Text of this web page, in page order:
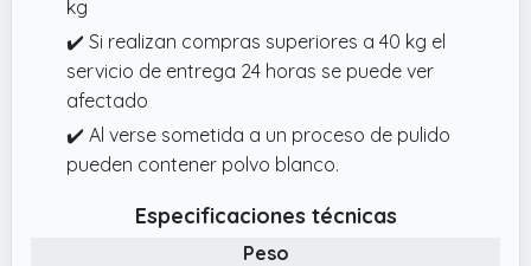
kg
✔️ Si realizan compras superiores a 40 kg el
servicio de entrega 24 horas se puede ver
afectado
✔️ Al verse sometida a un proceso de pulido
pueden contener polvo blanco.
Especificaciones técnicas
Peso